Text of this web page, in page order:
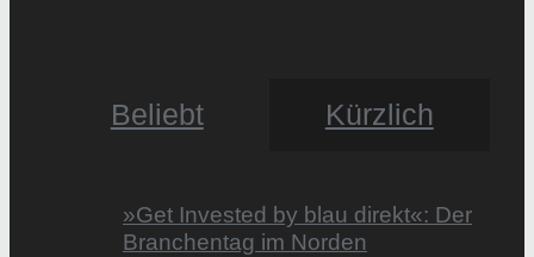
Beliebt Kürzlich
»Get Invested by blau direkt«: Der
Branchentag im Norden